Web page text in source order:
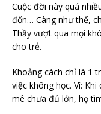
Cuộc đời này quá
đốn… Càng như thế,
Thầy vượt qua mọi
cho trẻ.
Khoảng cách chỉ là 1
việc không học. Vì:
mê chưa đủ lớn, họ